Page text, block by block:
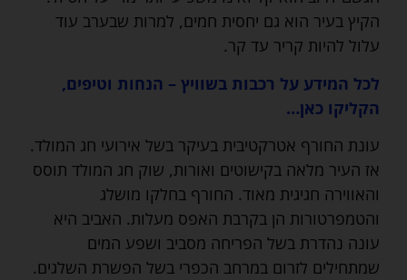
הקיץ בעיר הוא גם יחסית חמים, למרות שבערב עוד
עלול להיות קריר עד קר.
לכל המידע על רכבות בשוויץ – הנחות וטיפים,
הקליקו כאן…
עונת החורף אטרקטיבית בעיקר בשל אירועי חג המולד.
אז העיר מלאה בקישוטים ואורות, שוק חג המולד תוסס
והאווירה חגיגית מאוד. החורף בחלקו מושלג
והטמפרטורות הן בקרבת האפס מעלות. האביב היא
עונה נהדרת בשל הפריחה מסביב ושפע המים
שמתחילים לזרום במרחב הכפרי בשל הפשרת השלגים.